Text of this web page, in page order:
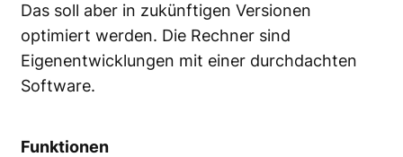
Das soll aber in zukünftigen Versionen
optimiert werden. Die Rechner sind
Eigenentwicklungen mit einer durchdachten
Software.
Funktionen